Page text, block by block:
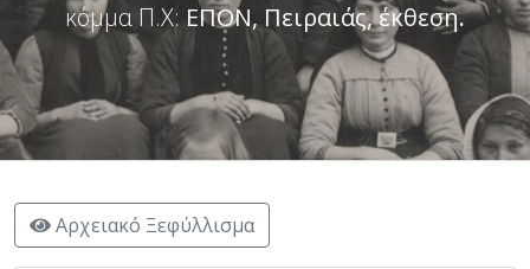
κόμμα Π.Χ: ΕΠΟΝ, Πειραιάς, έκθεση.
Αρχειακό Ξεφύλλισμα